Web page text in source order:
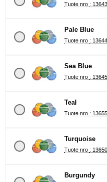
Tuote nro : 13643
Pale Blue
Tuote nro : 13644
Sea Blue
Tuote nro : 13645
Teal
Tuote nro : 13655
Turquoise
Tuote nro : 13650
Burgundy